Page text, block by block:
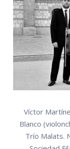
Víctor
Blanco
Trío Malats.